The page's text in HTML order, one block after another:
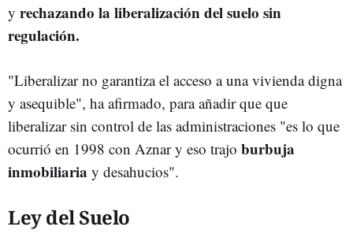
y rechazando la liberalización del suelo sin
regulación.
"Liberalizar no garantiza el acceso a una vivienda digna
y asequible", ha afirmado, para añadir que que
liberalizar sin control de las administraciones "es lo que
ocurrió en 1998 con Aznar y eso trajo burbuja
inmobiliaria y desahucios".
Ley del Suelo